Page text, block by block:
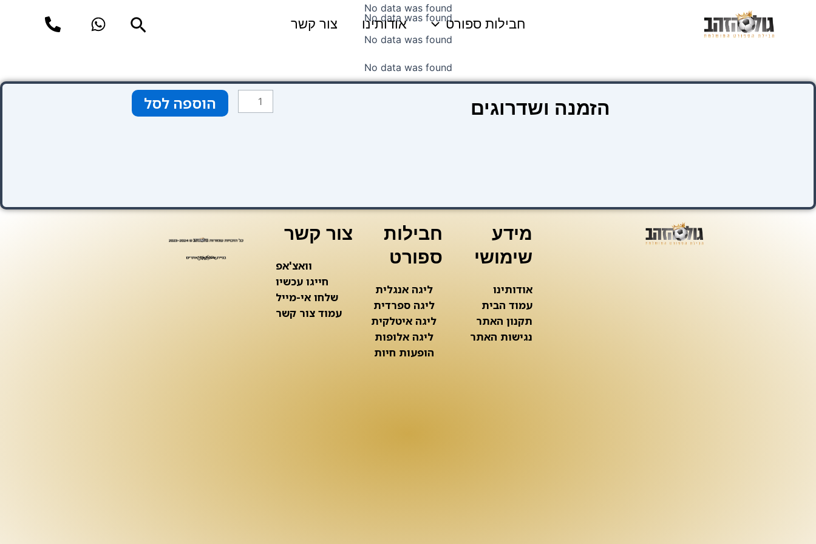
חבילות ספורט אודותינו צור קשר חיפוש
No data was found
No data was found
No data was found
No data was found
הזמנה ושדרוגים
כמות
של
הוספה לסל
מידע
שימושי
אודותינו
עמוד הבית
תקנון האתר
נגישות האתר
חבילות
ספורט
ליגה אנגלית
ליגה ספרדית
ליגה איטלקית
ליגה אלופות
הופעות חיות
צור קשר
וואצ'אפ
חייגו עכשיו
שלחו אי-מייל
עמוד צור קשר